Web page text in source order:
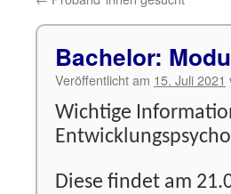
Bachelor:
Veröffentlicht am 15. Juli 2021
Wichtige
Diese findet am